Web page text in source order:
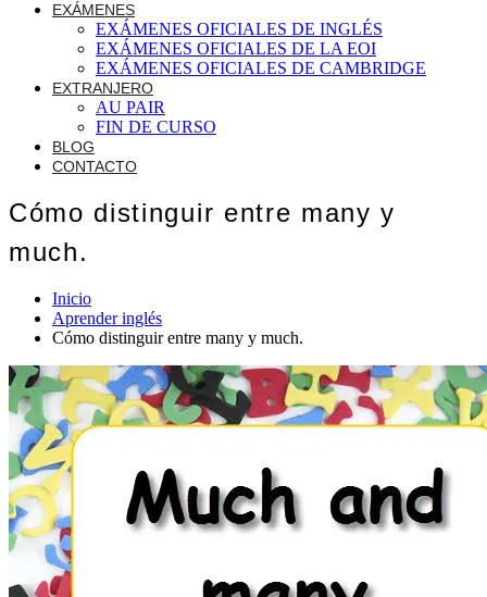
EXÁMENES
EXÁMENES OFICIALES DE INGLÉS
EXÁMENES OFICIALES DE LA EOI
EXÁMENES OFICIALES DE CAMBRIDGE
EXTRANJERO
AU PAIR
FIN DE CURSO
BLOG
CONTACTO
Cómo distinguir entre many y
much.
Inicio
Aprender inglés
Cómo distinguir entre many y much.